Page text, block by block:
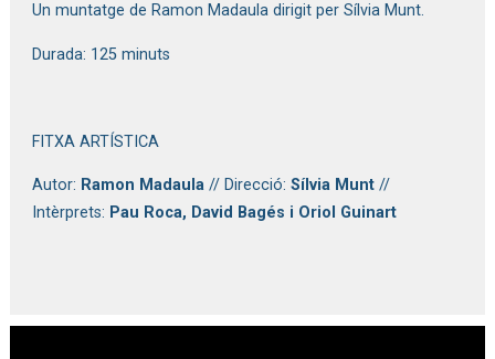
Un muntatge de Ramon Madaula dirigit per Sílvia Munt.
Durada: 125 minuts
FITXA ARTÍSTICA
Autor: Ramon Madaula // Direcció: Sílvia Munt //
Intèrprets: Pau Roca, David Bagés i Oriol Guinart